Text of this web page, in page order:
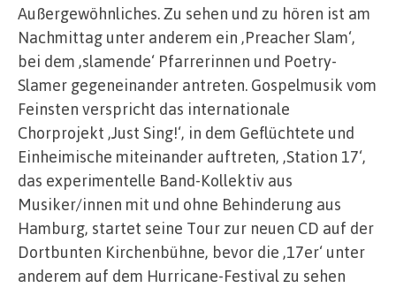
Außergewöhnliches. Zu sehen und zu hören ist am
Nachmittag unter anderem ein ‚Preacher Slam‘,
bei dem ‚slamende‘ Pfarrerinnen und Poetry-
Slamer gegeneinander antreten. Gospelmusik vom
Feinsten verspricht das internationale
Chorprojekt ‚Just Sing!‘, in dem Geflüchtete und
Einheimische miteinander auftreten, ‚Station 17‘,
das experimentelle Band-Kollektiv aus
Musiker/innen mit und ohne Behinderung aus
Hamburg, startet seine Tour zur neuen CD auf der
Dortbunten Kirchenbühne, bevor die ‚17er‘ unter
anderem auf dem Hurricane-Festival zu sehen